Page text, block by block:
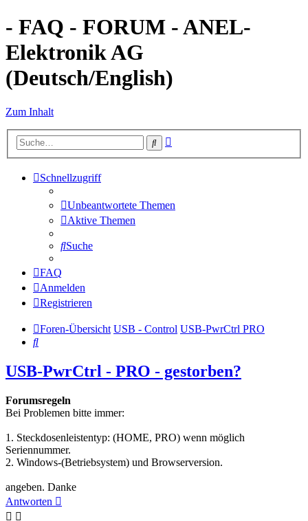
- FAQ - FORUM - ANEL-
Elektronik AG
(Deutsch/English)
Zum Inhalt
Suche
Schnellzugriff
Unbeantwortete Themen
Aktive Themen
Suche
FAQ
Anmelden
Registrieren
Foren-Übersicht USB - Control USB-PwrCtrl PRO
Suche
USB-PwrCtrl - PRO - gestorben?
Forumsregeln
Bei Problemen bitte immer:
1. Steckdosenleistentyp: (HOME, PRO) wenn möglich
Seriennummer.
2. Windows-(Betriebsystem) und Browserversion.
angeben. Danke
Antworten